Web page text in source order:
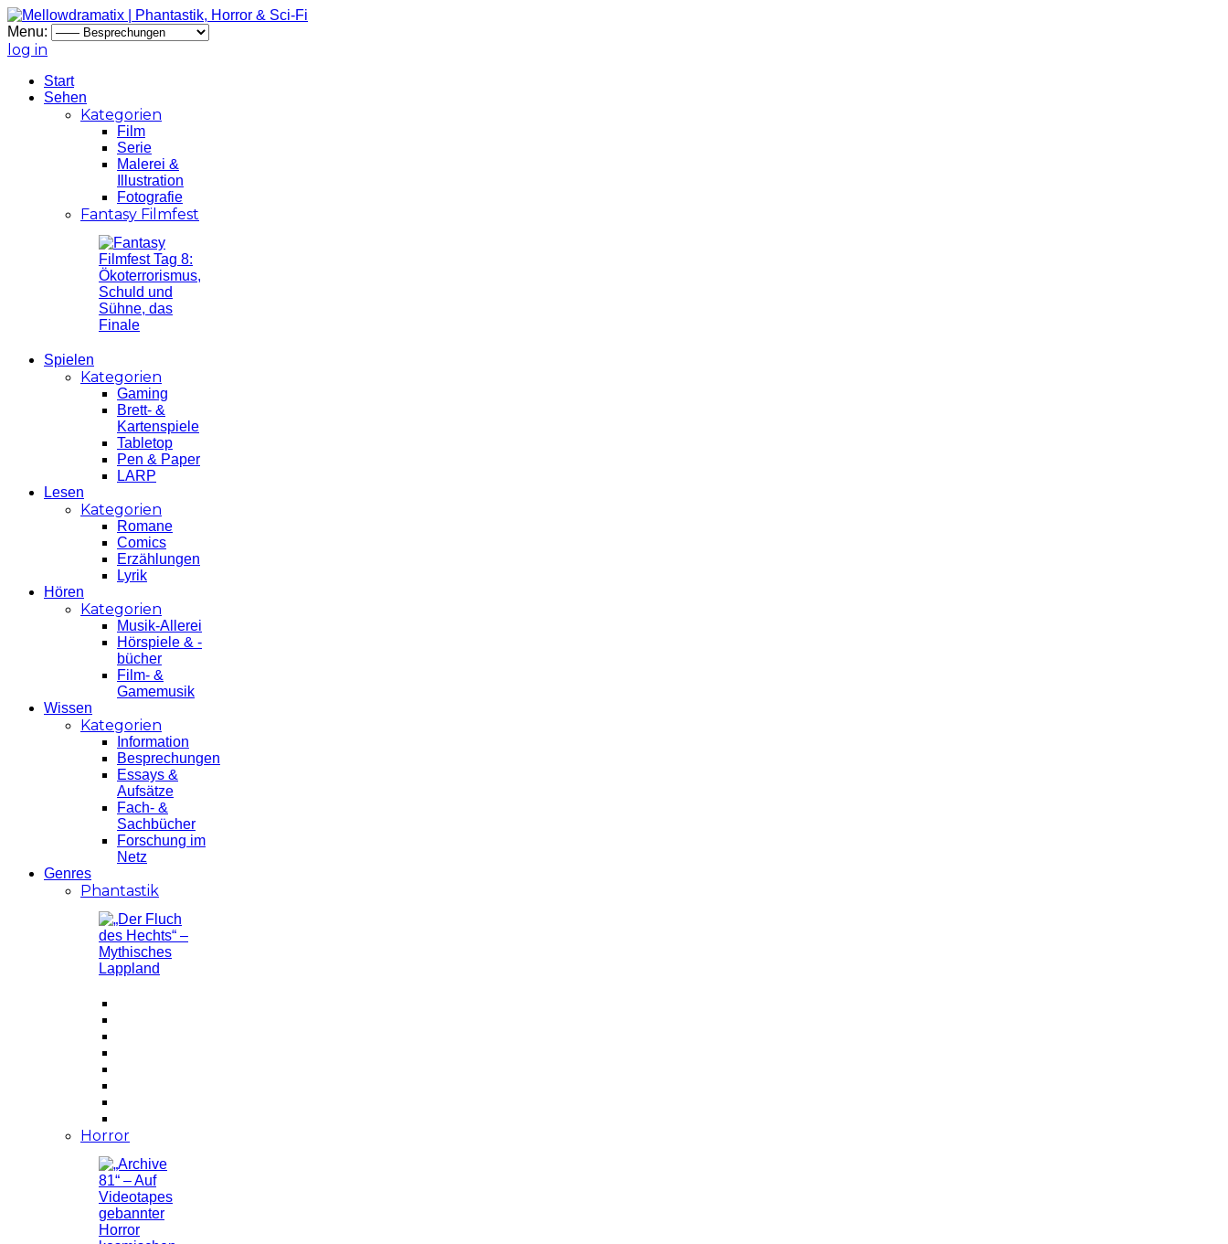
Menu:
log in
Start
Sehen
Kategorien
Film
Serie
Malerei &
Illustration
Fotografie
Fantasy Filmfest
Spielen
Kategorien
Gaming
Brett- &
Kartenspiele
Tabletop
Pen & Paper
LARP
Lesen
Kategorien
Romane
Comics
Erzählungen
Lyrik
Hören
Kategorien
Musik-Allerei
Hörspiele & -
bücher
Film- &
Gamemusik
Wissen
Kategorien
Information
Besprechungen
Essays &
Aufsätze
Fach- &
Sachbücher
Forschung im
Netz
Genres
Phantastik
Horror